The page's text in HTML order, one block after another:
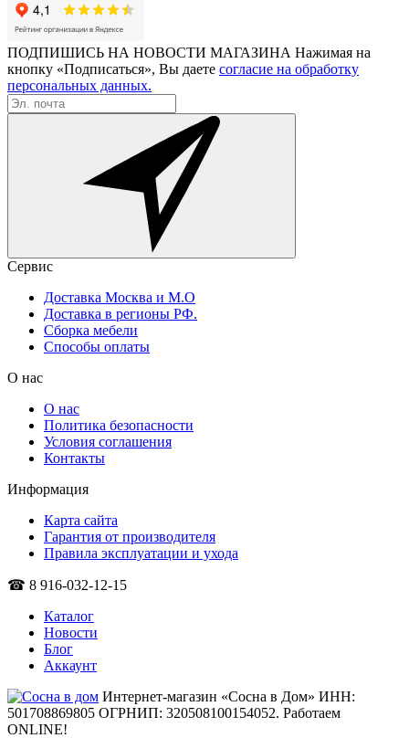
ПОДПИШИСЬ НА НОВОСТИ МАГАЗИНА Нажимая на
кнопку «Подписаться», Вы даете согласие на обработку
персональных данных.
Сервис
Доставка Москва и М.О
Доставка в регионы РФ.
Сборка мебели
Способы оплаты
О нас
О нас
Политика безопасности
Условия соглашения
Контакты
Информация
Карта сайта
Гарантия от производителя
Правила эксплуатации и ухода
☎ 8 916-032-12-15
Каталог
Новости
Блог
Аккаунт
Интернет-магазин «Сосна в Дом» ИНН:
501708869805 ОГРНИП: 320508100154052. Работаем
ONLINE!